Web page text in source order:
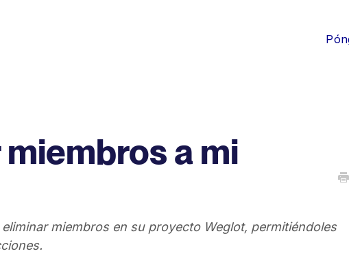
a mi
miembros en su proyecto Weglot, permitiéndoles